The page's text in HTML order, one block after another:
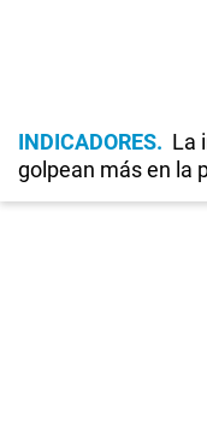
INDICADORES
La
golpean más en la